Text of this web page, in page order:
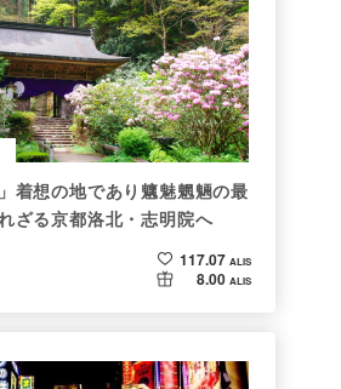
着想の地であり魑魅魍魎の最
ざる京都洛北・志明院へ
117.07 ALIS
8.00 ALIS